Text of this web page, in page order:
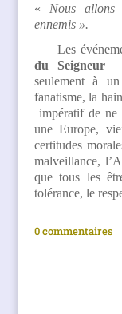
« Nous allons
ennemis ».
Les
du Seigneur
seulement à
fanatisme, la
impératif de ne
une Europe,
certitudes
malveillance,
que tous les
tolérance, le
0 commentaires